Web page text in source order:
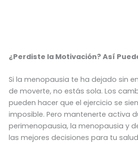
¿Perdiste la Motivación? Así
Si la menopausia te ha dejado sin
de moverte, no estás sola. Los
pueden hacer que el ejercicio se
imposible. Pero mantenerte activa
perimenopausia, la menopausia y
las mejores decisiones para tu